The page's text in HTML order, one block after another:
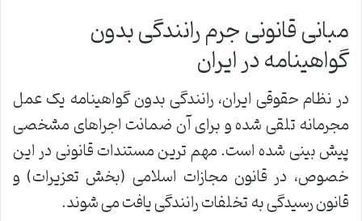
مبانی قانونی جرم رانندگی بدون
گواهینامه در ایران
در نظام حقوقی ایران، رانندگی بدون گواهینامه یک عمل
مجرمانه تلقی شده و برای آن ضمانت اجراهای مشخصی
پیش بینی شده است. مهم ترین مستندات قانونی در این
خصوص، در قانون مجازات اسلامی (بخش تعزیرات) و
قانون رسیدگی به تخلفات رانندگی یافت می شوند.